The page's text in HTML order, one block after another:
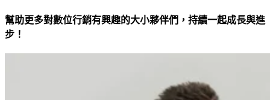
幫助更多對數位行銷有興趣的大小夥伴們，持續一起成長與進
步！